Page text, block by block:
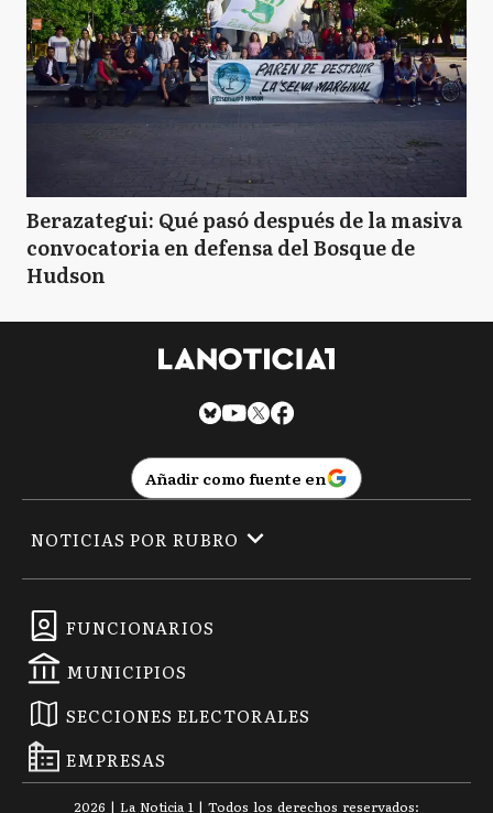
Berazategui: Qué pasó después de la masiva
convocatoria en defensa del Bosque de
Hudson
Añadir como fuente en
FUNCIONARIOS
MUNICIPIOS
SECCIONES ELECTORALES
EMPRESAS
NOTICIAS POR RUBRO
2026 | La Noticia 1 | Todos los derechos reservados: